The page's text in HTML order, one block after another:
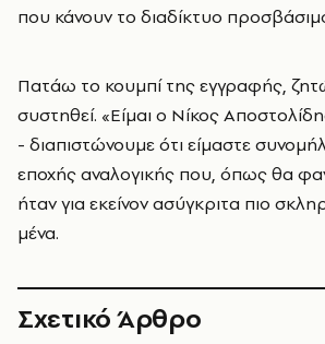
που κάνουν το διαδίκτυο
Πατάω το κουμπί της εγγραφής,
συστηθεί. «Είμαι ο Νίκος
- διαπιστώνουμε ότι είμαστε
εποχής αναλογικής που, όπως θα
ήταν για εκείνον ασύγκριτα πιο
μένα.
Σχετικό Άρθρο